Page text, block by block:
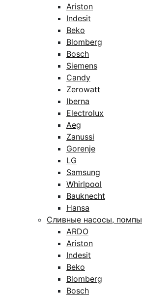
Ariston
Indesit
Beko
Blomberg
Bosch
Siemens
Candy
Zerowatt
Iberna
Electrolux
Aeg
Zanussi
Gorenje
LG
Samsung
Whirlpool
Bauknecht
Hansa
Сливные насосы, помпы
ARDO
Ariston
Indesit
Beko
Blomberg
Bosch